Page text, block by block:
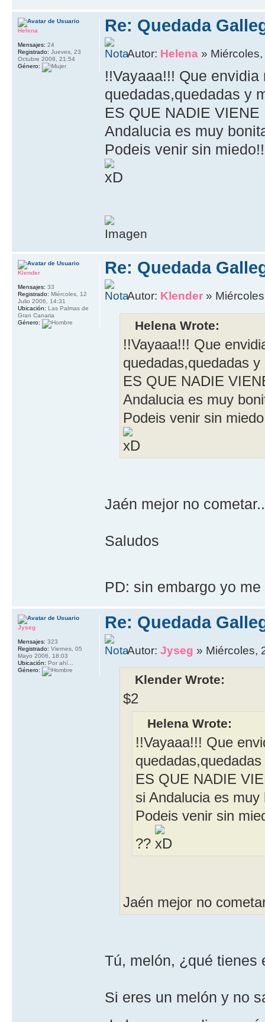
Re: Quedada
Autor: Helena »
!!Vayaaa!!! Que
quedadas,quedadas y
ES QUE NADIE
Andalucia es muy
Podeis venir sin
Helena
Mensajes: 24
Registrado: Jueves, 23
Octubre 2008, 21:54
Género:
Re: Quedada
Autor: Klender »
Helena Wrote:
!!Vayaaa!!! Que
quedadas,quedadas
ES QUE NADIE
Andalucia es muy
Podeis venir sin
Jaén mejor no
Saludos
PD: sin embargo yo
Klender
Mensajes: 33
Registrado: Miércoles, 12
Julio 2006, 14:31
Ubicación: Las Palmas de
Gran Canaria
Género:
Re: Quedada
Autor:Jyseg » Miércoles,
Klender Wrote:
$2
Helena Wrote:
!!Vayaaa!!! Que
ES QUE NADIE
si Andalucia es
Podeis venir sin
??
Jaén mejor no
Tú, melón, ¿qué tienes
Si eres un melón y no
Jyseg
Mensajes: 323
Registrado: Viernes, 05
Mayo 2006, 18:03
Ubicación: Por ahí...
Género: